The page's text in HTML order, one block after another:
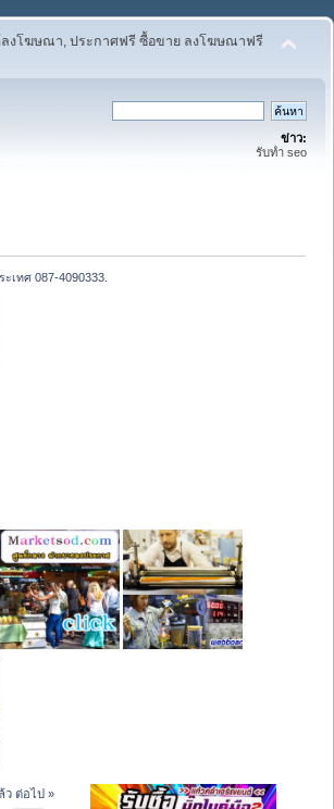
ลงโฆษณา, ประกาศฟรี ซื้อขาย ลงโฆษณาฟรี
ข่าว:
รับทำ seo
เทศ 087-4090333.
ว ต่อไป »